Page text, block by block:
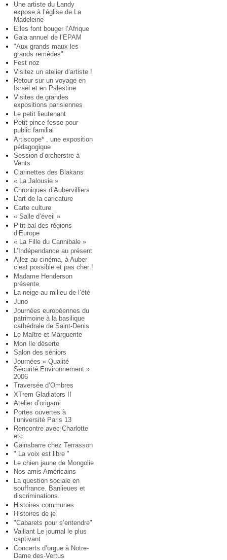
Une artiste du Landy
expose à l’église de La
Madeleine
Elles font bouger l’Afrique
Gala annuel de l’EPAM
"Aux grands maux les
grands remèdes"
Fest noz
Visitez un atelier d’artiste !
Retour sur un voyage en
Israël et en Palestine
Visites de grandes
expositions parisiennes
Le petit lieutenant
Petit pince fesse pour
public familial
Artiscope* , une exposition
pédagogique
Session d’orcherstre à
Vents
Clarinettes des Blakans
« La Jalousie »
Chroniques d’Aubervilliers
L’art de la caricature
Carte culture
« Salle d’éveil »
P’tit bal des régions
d’Europe
« La Fille du Cannibale »
L’Indépendance au présent
Allez au cinéma, à Auber
c’est possible et pas cher !
Madame Henderson
présente
La neige au milieu de l’été
Juno
Journées européennes du
patrimoine à la basilique
cathédrale de Saint-Denis
Le Maître et Marguerite
Mon Ile déserte
Salon des séniors
Journées « Qualité
Sécurité Environnement »
2006
Traversée d’Ombres
XTrem Gladiators II
Atelier d’origami
Portes ouvertes à
l’université Paris 13
Rencontre avec Charlotte
etc.
Gainsbarre chez Terrasson
" La voix est libre "
Le chien jaune de Mongolie
Nos amis Américains
La question sociale en
souffrance. Banlieues et
discriminations.
Histoires communes
Histoires de je
"Cabarets pour s’entendre"
Vaillant Le journal le plus
captivant
Concerts d’orgue à Notre-
Dame des-Vertus